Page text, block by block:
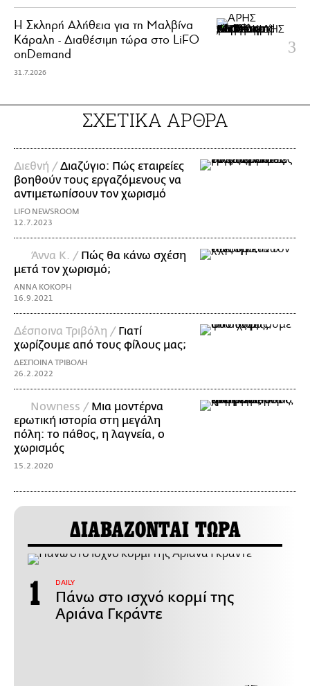
Η Σκληρή Αλήθεια για τη Μαλβίνα
Κάραλη - Διαθέσιμη τώρα στo LiFO
onDemand
31.7.2026
ΣΧΕΤΙΚΑ ΑΡΘΡΑ
Διεθνή /Διαζύγιο: Πώς εταιρείες
βοηθούν τους εργαζόμενους να
αντιμετωπίσουν τον χωρισμό
LIFO NEWSROOM
12.7.2023
Άννα Κ. / Πώς θα κάνω σχέση
μετά τον χωρισμό;
ΑΝΝΑ ΚΟΚΟΡΗ
16.9.2021
Δέσποινα Τριβόλη / Γιατί
χωρίζουμε από τους φίλους μας;
ΔΕΣΠΟΙΝΑ ΤΡΙΒΟΛΗ
26.2.2022
Nowness / Mια μοντέρνα
ερωτική ιστορία στη μεγάλη
πόλη: το πάθος, η λαγνεία, ο
χωρισμός
15.2.2020
ΔΙΑΒΑΖΟΝΤΑΙ ΤΩΡΑ
DAILY
Πάνω στο ισχνό κορμί της
Αριάνα Γκράντε